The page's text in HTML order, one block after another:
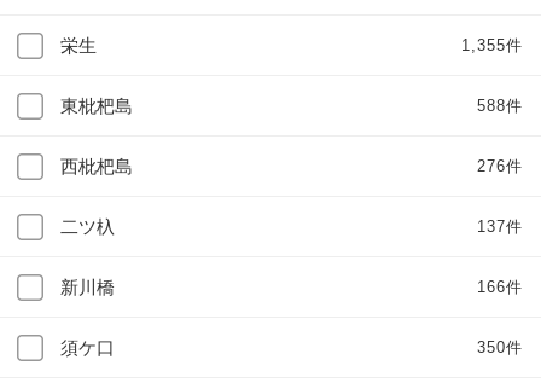
栄生 1,355件
東枇杷島 588件
西枇杷島 276件
二ツ杁 137件
新川橋 166件
須ケ口 350件